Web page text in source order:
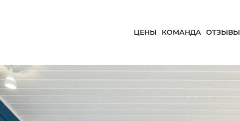
ЦЕНЫ КОМАНДА ОТЗЫВЫ